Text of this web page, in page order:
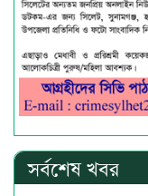
সর্বশেষ খবর